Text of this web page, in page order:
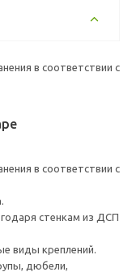
в соответствии с
в соответствии с
стенкам из ДСП
виды креплений.
дюбели,